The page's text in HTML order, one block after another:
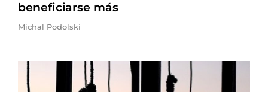
beneficiarse más
Michal Podolski